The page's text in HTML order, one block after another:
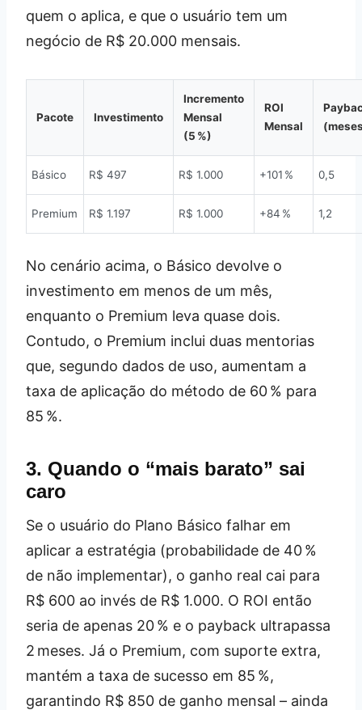
quem o aplica, e que o usuário tem um
negócio de R$ 20.000 mensais.
Pacote Investimento
Incremento
Mensal
(5 %)
ROI
Mensal
Básico R$ 497 R$ 1.000 +101 % 0,5
Premium R$ 1.197 R$ 1.000 +84 % 1,2
No cenário acima, o Básico devolve o
investimento em menos de um mês,
enquanto o Premium leva quase dois.
Contudo, o Premium inclui duas mentorias
que, segundo dados de uso, aumentam a
taxa de aplicação do método de 60 % para
85 %.
3. Quando o “mais barato” sai
caro
Se o usuário do Plano Básico falhar em
aplicar a estratégia (probabilidade de 40 %
de não implementar), o ganho real cai para
R$ 600 ao invés de R$ 1.000. O ROI então
seria de apenas 20 % e o payback ultrapassa
2 meses. Já o Premium, com suporte extra,
mantém a taxa de sucesso em 85 %,
garantindo R$ 850 de ganho mensal – ainda